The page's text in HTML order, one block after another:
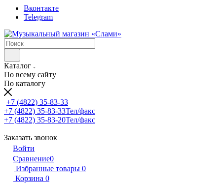
Вконтакте
Telegram
Каталог
По всему сайту
По каталогу
+7 (4822) 35-83-33
+7 (4822) 35-83-33Тел/факс
+7 (4822) 35-83-20Тел/факс
Заказать звонок
Войти
Сравнение0
Избранные товары 0
Корзина 0